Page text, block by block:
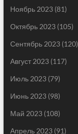
Ноябрь 2023(81)
Октябрь 2023(105)
Сентябрь 2023(120)
Август 2023(117)
Июль 2023(79)
Июнь 2023(98)
Май 2023(108)
Апрель 2023(91)